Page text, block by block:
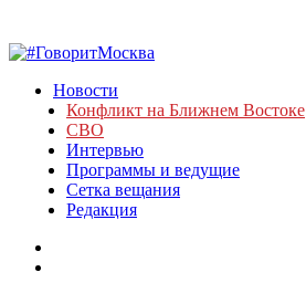
Новости
Конфликт на Ближнем Востоке
СВО
Интервью
Программы и ведущие
Сетка вещания
Редакция